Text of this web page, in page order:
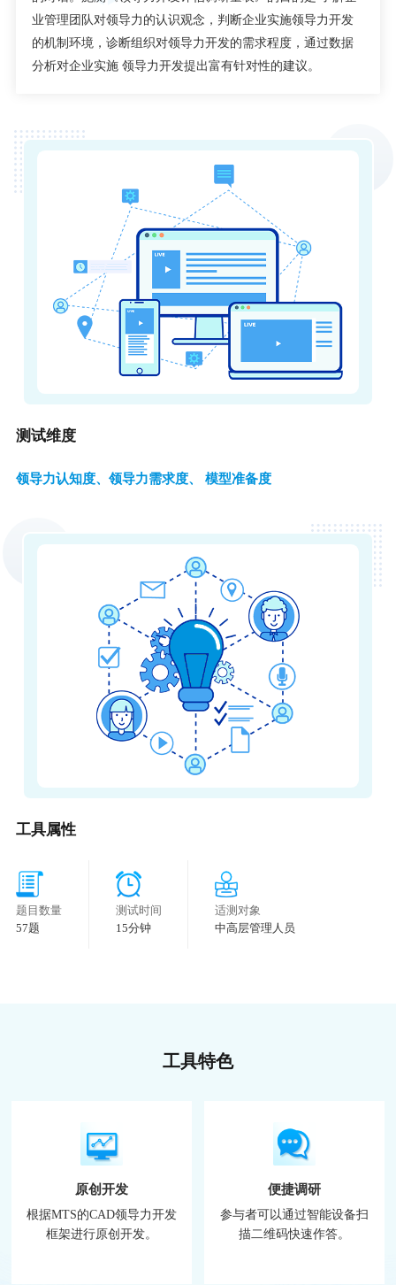
业管理团队对领导力的认识观念，判断企业实施领导力开发
的机制环境，诊断组织对领导力开发的需求程度，通过数据
分析对企业实施 领导力开发提出富有针对性的建议。
测试维度
领导力认知度、领导力需求度、 模型准备度
工具属性
题目数量
57题
测试时间
15分钟
适测对象
中高层管理人员
工具特色
原创开发
根据MTS的CAD领导力开发
框架进行原创开发。
便捷调研
参与者可以通过智能设备扫
描二维码快速作答。